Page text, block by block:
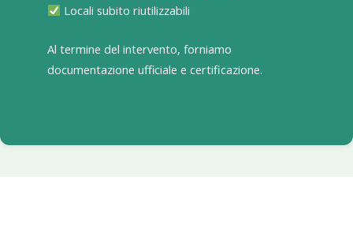
Locali subito riutilizzabili
Al termine del intervento, forniamo
documentazione ufficiale e certificazione.